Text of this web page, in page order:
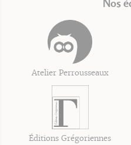
Nos
Atelier Perrousseaux
Éditions Grégoriennes